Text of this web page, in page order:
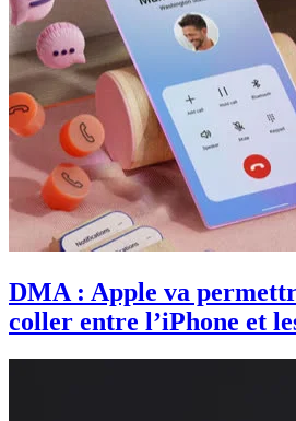
DMA : Apple va
coller entre l’iPhone et